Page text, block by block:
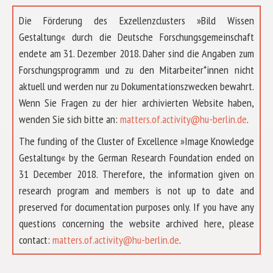
Die Förderung des Exzellenzclusters »Bild Wissen
Gestaltung« durch die Deutsche Forschungsgemeinschaft
endete am 31. Dezember 2018. Daher sind die Angaben zum
Forschungsprogramm und zu den Mitarbeiter*innen nicht
aktuell und werden nur zu Dokumentationszwecken bewahrt.
Wenn Sie Fragen zu der hier archivierten Website haben,
wenden Sie sich bitte an: matters.of.activity@hu-berlin.de.
The funding of the Cluster of Excellence »Image Knowledge
Gestaltung« by the German Research Foundation ended on
31 December 2018. Therefore, the information given on
research program and members is not up to date and
preserved for documentation purposes only. If you have any
questions concerning the website archived here, please
contact: matters.of.activity@hu-berlin.de.
ABOUT US